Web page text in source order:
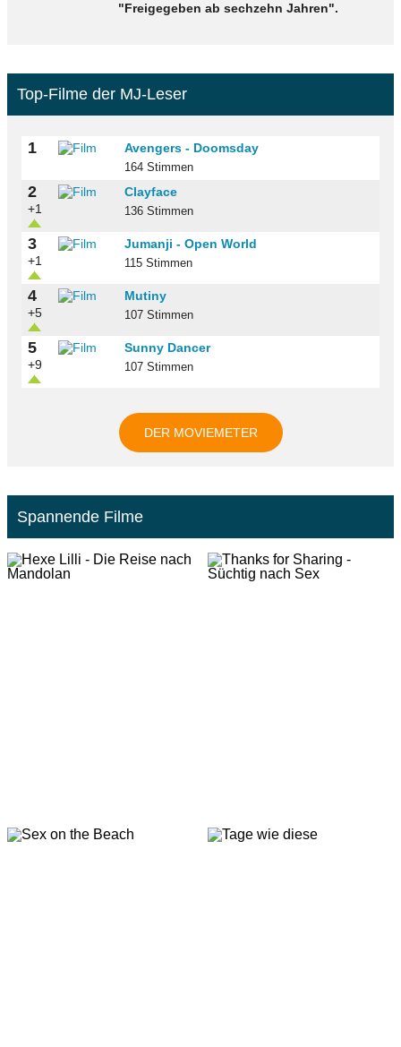
"Freigegeben ab sechzehn Jahren".
Top-Filme der MJ-Leser
1 Avengers - Doomsday
164 Stimmen
2
+1
Clayface
136 Stimmen
3
+1
Jumanji - Open World
115 Stimmen
4
+5
Mutiny
107 Stimmen
5
+9
Sunny Dancer
107 Stimmen
DER MOVIEMETER
Spannende Filme